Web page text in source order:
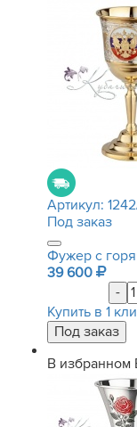
Артикул:
Под заказ
Фужер с
39 600
-
Купить в 1
В избранном